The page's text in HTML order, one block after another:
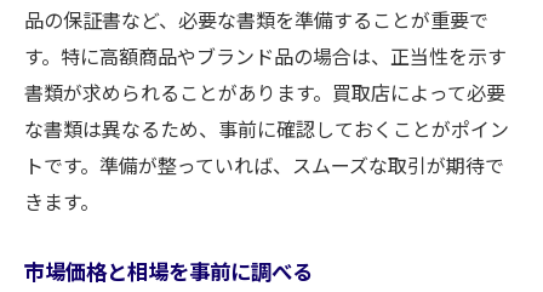
査定額を上げるためのアドバイス
シーズンやトレンドの影響
複数のアイテムをまとめて売るメリット
買取大吉新静岡店利用者の声リアルな体験談を
紹介
成功体験談から学ぶポイント
品の保証書など、必要な書類を準備することが重要で
す。特に高額商品やブランド品の場合は、正当性を示す
書類が求められることがあります。買取店によって必要
な書類は異なるため、事前に確認しておくことがポイン
トです。準備が整っていれば、スムーズな取引が期待で
きます。
市場価格と相場を事前に調べる